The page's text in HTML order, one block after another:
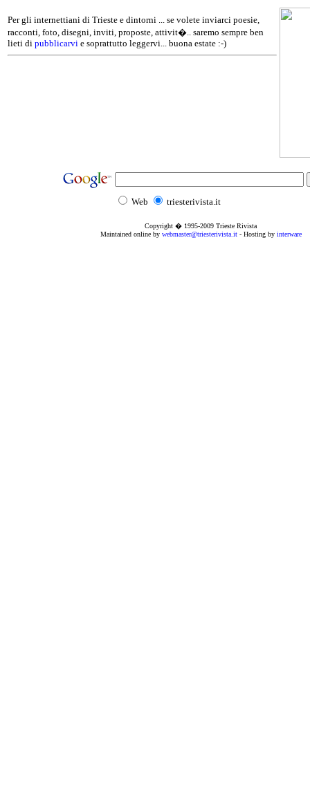
Per gli internettiani di Trieste e dintorni ... se volete inviarci poesie,
racconti, foto, disegni, inviti, proposte, attivit�.. saremo sempre ben
lieti di pubblicarvi e soprattutto leggervi... buona estate :-)
Web triesterivista.it
Copyright � 1995-2009 Trieste Rivista
Maintained online by webmaster@triesterivista.it- Hosting by interware